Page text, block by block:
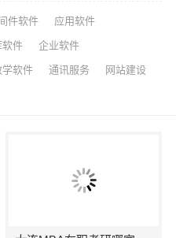
件软件 应用软件
软件 企业软件
学软件 通讯服务 网站建设